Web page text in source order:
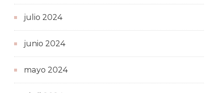
julio 2024
junio 2024
mayo 2024